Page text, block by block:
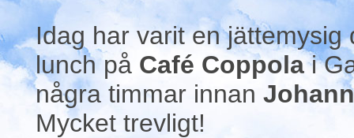
Idag har varit en
lunch på Café Coppolai
några timmar innan
Mycket trevligt!